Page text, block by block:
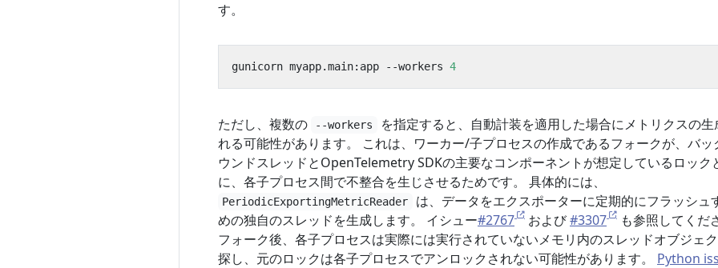
す。
gunicorn myapp.main:app --workers 4
ただし、複数の --workers
を指定すると、自動計装を適用した場合にメトリクスの生
れる可能性があります。 これは、ワーカー/子プロセスの作成であるフォークが、バッ
ウンドスレッドとOpenTelemetry SDKの主要なコンポーネントが想定しているロック
に、各子プロセス間で不整合を生じさせるためです。 具体的には、
PeriodicExportingMetricReader
は、データをエクスポーターに定期的にフラッシュ
めの独自のスレッドを生成します。 イシュー#2767 および#3307
も参照してくだ
フォーク後、各子プロセスは実際には実行されていないメモリ内のスレッドオブジェ
探し、元のロックは各子プロセスでアンロックされない可能性があります。 Python